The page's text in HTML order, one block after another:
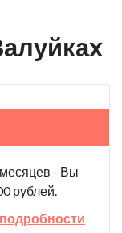
месяцев - Вы
рублей.